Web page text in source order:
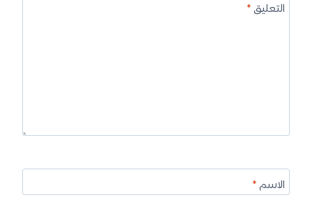
التعليق*
الاسم*